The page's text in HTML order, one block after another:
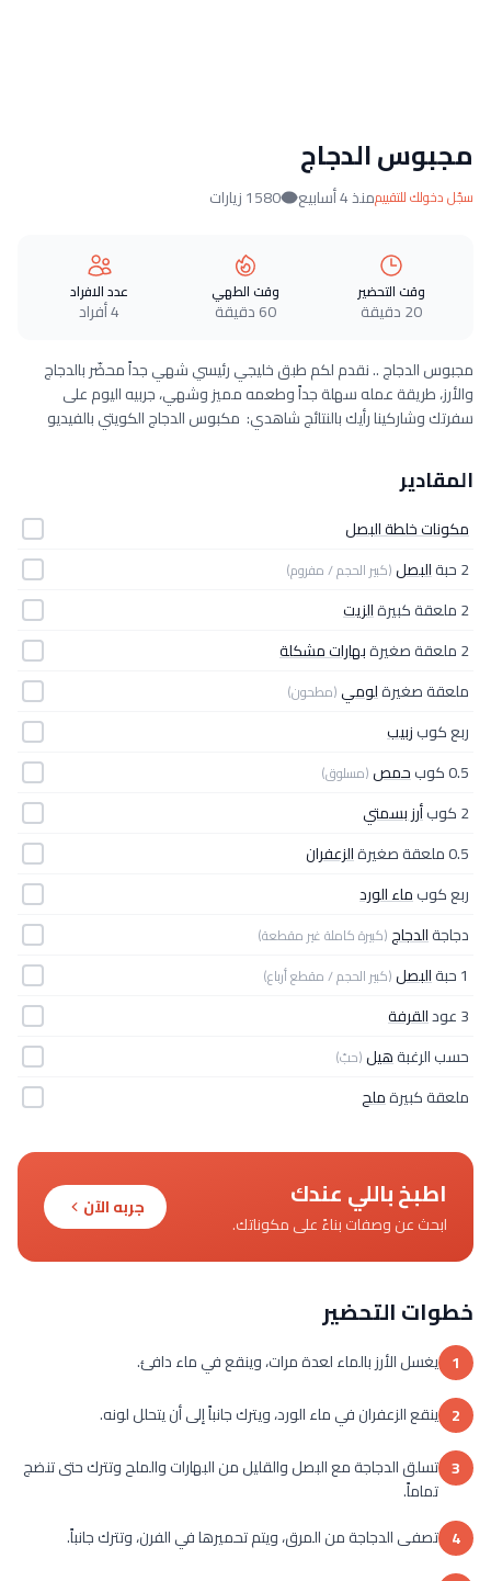
مجبوس الدجاج
سجّل دخولك للتقييممنذ 4 أسابيع 1580 زيارات
وقت التحضير
20 دقيقة
وقت الطهي
60 دقيقة
عدد الافراد
4 أفراد
مجبوس الدجاج .. نقدم لكم طبق خليجي رئيسي شهي جداً محضّر بالدجاج
والأرز، طريقة عمله سهلة جداً وطعمه مميز وشهي، جربيه اليوم على
سفرتك وشاركينا رأيك بالنتائج شاهدي: مكبوس الدجاج الكويتي بالفيديو
المقادير
مكونات خلطة البصل
2 حبة
البصل(كبير الحجم / مفروم)
2 ملعقة كبيرة
الزيت
2 ملعقة صغيرة
بهارات مشكلة
ملعقة صغيرةلومي (مطحون)
ربع كوبزبيب
0.5 كوب
حمص(مسلوق)
2 كوب
أرز بسمتي
0.5 ملعقة صغيرة
الزعفران
ربع كوبماء الورد
دجاجةالدجاج(كبيرة كاملة غير مقطعة)
1 حبة البصل(كبير الحجم / مقطع أرباع)
3 عود
القرفة
حسب الرغبةهيل(حبّ)
ملعقة كبيرةملح
اطبخ باللي عندك
ابحث عن وصفات بناءً على مكوناتك.
جربه الآن
خطوات التحضير
1 يغسل الأرز بالماء لعدة مرات، وينقع في ماء دافئ.
2 ينقع الزعفران في ماء الورد، ويترك جانباً إلى أن يتحلل لونه.
3 تسلق الدجاجة مع البصل والقليل من البهارات والملح وتترك حتى تنضج
تماماً.
4 تصفى الدجاجة من المرق، ويتم تحميرها في الفرن، وتترك جانباً.